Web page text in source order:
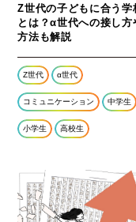
Z世代の子どもに合う学
とは？α世代への接し方
方法も解説
Z世代 α世代
コミュニケーション 中学生
小学生 高校生